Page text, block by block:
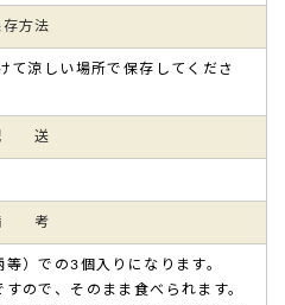
存方法
て涼しい場所で保存してくださ
送
考
）での3個入りになります。
ので、そのまま食べられます。